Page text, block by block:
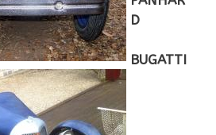
D
BUGATTI